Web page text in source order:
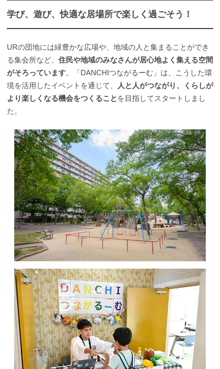
学び、遊び、快適な居場所で楽しく過ごそう！
URの団地には緑豊かな広場や、地域の人と集まることができ
る集会所など、 住民や地域のみなさんが居心地よく集える空間
がそろっています。「DANCHIつながるーむ」は、こうした環
境を活用したイベントを通じて、
人と人がつながり、くらしが
より楽しくなる機会をつくること を目指してスタートしまし
た。